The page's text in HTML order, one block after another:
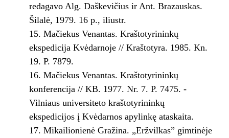
redagavo Alg. Daškevičius ir Ant. Brazauskas.
Šilalė, 1979. 16 p., iliustr.
Mačiekus Venantas. Kraštotyrininkų
ekspedicija Kvėdarnoje // Kraštotyra. 1985. Kn.
19. P. 78­79.
Mačiekus Venantas. Kraštotyrininkų
konferencija // KB. 1977. Nr. 7. P. 74­75. ­
Vilniaus universiteto kraštotyrininkų
ekspedicijos į Kvėdarnos apylinkę ataskaita.
Mikailionienė Gražina. „Eržvilkas” gimtinėje